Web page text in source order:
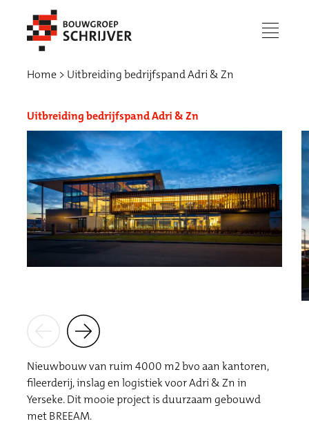
menu
Werken bij
Home Uitbreiding bedrijfspand Adri & Zn
Uitbreiding bedrijfspand Adri & Zn
Nieuwbouw van ruim 4000 m2 bvo aan kantoren,
fileerderij, inslag en logistiek voor Adri & Zn in
Yerseke. Dit mooie project is duurzaam gebouwd
met BREEAM.